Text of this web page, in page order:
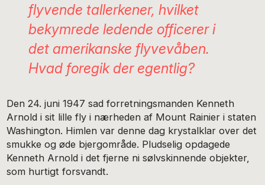
flyvende tallerkener, hvilket
bekymrede ledende officerer i
det amerikanske flyvevåben.
Hvad foregik der egentlig?
Den 24. juni 1947 sad forretningsmanden Kenneth
Arnold i sit lille fly i nærheden af Mount Rainier i staten
Washington. Himlen var denne dag krystalklar over det
smukke og øde bjergområde. Pludselig opdagede
Kenneth Arnold i det fjerne ni sølvskinnende objekter,
som hurtigt forsvandt.